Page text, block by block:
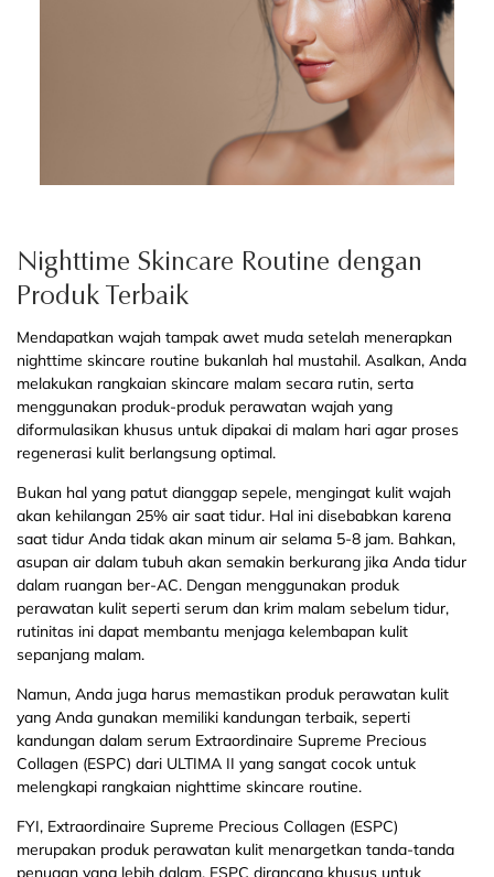
Nighttime Skincare Routine dengan
Produk Terbaik
Mendapatkan wajah tampak awet muda setelah menerapkan
nighttime skincare routine bukanlah hal mustahil. Asalkan, Anda
melakukan rangkaian skincare malam secara rutin, serta
menggunakan produk-produk perawatan wajah yang
diformulasikan khusus untuk dipakai di malam hari agar proses
regenerasi kulit berlangsung optimal.
Bukan hal yang patut dianggap sepele, mengingat kulit wajah
akan kehilangan 25% air saat tidur. Hal ini disebabkan karena
saat tidur Anda tidak akan minum air selama 5-8 jam. Bahkan,
asupan air dalam tubuh akan semakin berkurang jika Anda tidur
dalam ruangan ber-AC. Dengan menggunakan produk
perawatan kulit seperti serum dan krim malam sebelum tidur,
rutinitas ini dapat membantu menjaga kelembapan kulit
sepanjang malam.
Namun, Anda juga harus memastikan produk perawatan kulit
yang Anda gunakan memiliki kandungan terbaik, seperti
kandungan dalam serum Extraordinaire Supreme Precious
Collagen (ESPC) dari ULTIMA II yang sangat cocok untuk
melengkapi rangkaian nighttime skincare routine.
FYI, Extraordinaire Supreme Precious Collagen (ESPC)
merupakan produk perawatan kulit menargetkan tanda-tanda
penuaan yang lebih dalam. ESPC dirancang khusus untuk